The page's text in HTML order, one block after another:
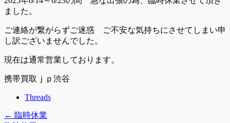
ました。
ご連絡が繋がらずご迷惑 ご不安な気持ちにさせてしまい申
し訳ございませんでした。
現在は通常営業しております。
携帯買取ｊｐ渋谷
Threads
← 臨時休業